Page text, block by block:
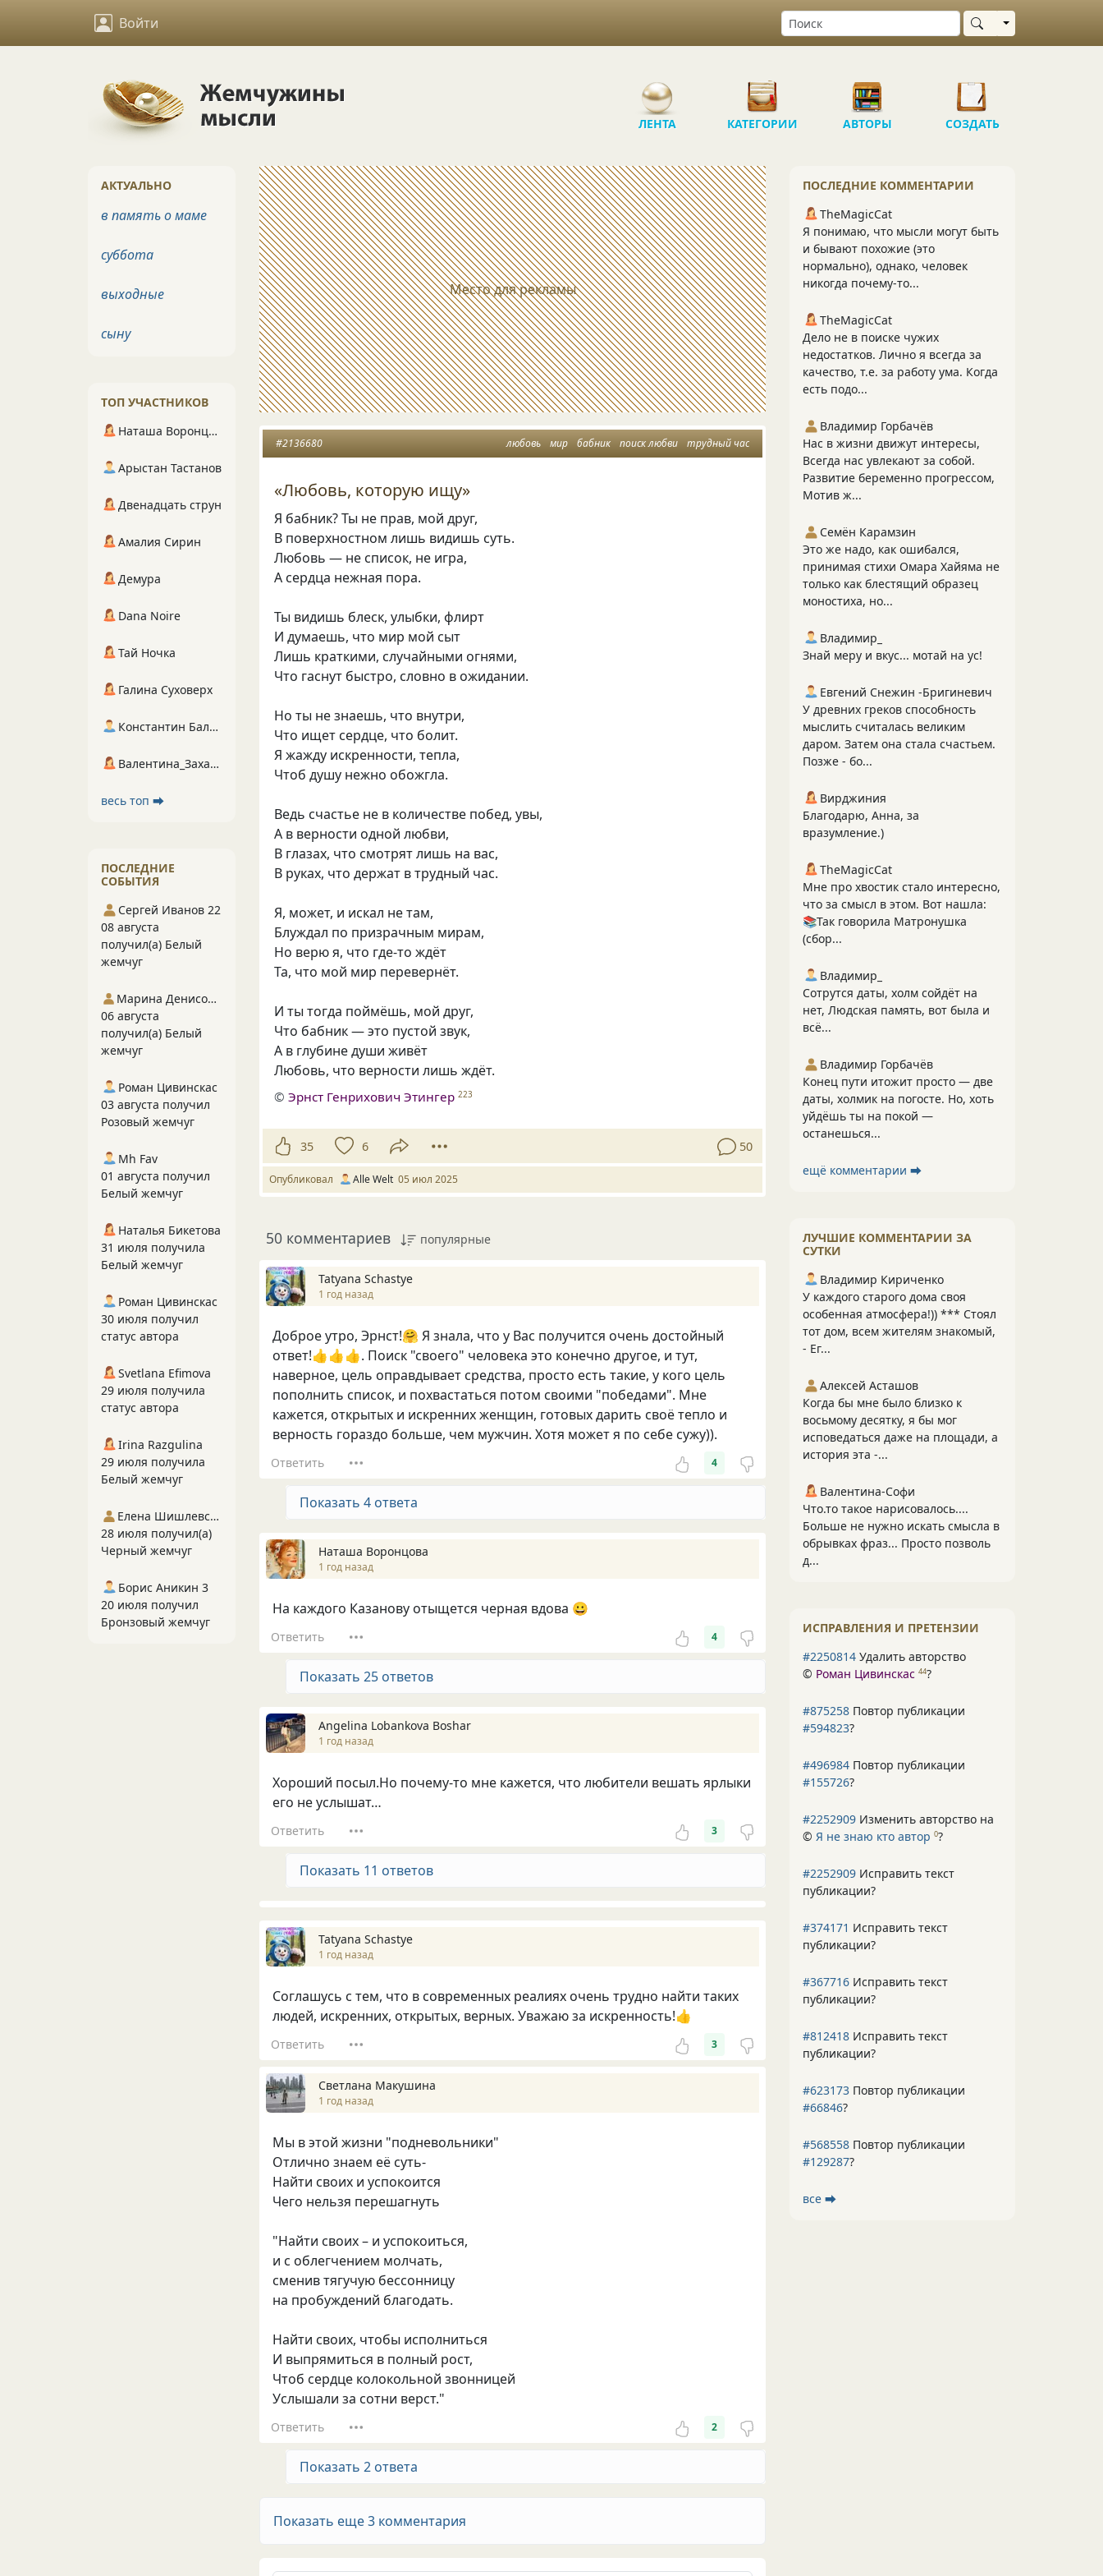
Войти Выбрать область
ЛЕНТА КАТЕГОРИИ АВТОРЫ СОЗДАТЬ
Место для рекламы
любовь мир бабник поиск любви трудный час
#2136680
«Любовь, которую ищу»
Я бабник? Ты не прав, мой друг,
В поверхностном лишь видишь суть.
Любовь — не список, не игра,
А сердца нежная пора.
Ты видишь блеск, улыбки, флирт
И думаешь, что мир мой сыт
Лишь краткими, случайными огнями,
Что гаснут быстро, словно в ожидании.
Но ты не знаешь, что внутри,
Что ищет сердце, что болит.
Я жажду искренности, тепла,
Чтоб душу нежно обожгла.
Ведь счастье не в количестве побед, увы,
А в верности одной любви,
В глазах, что смотрят лишь на вас,
В руках, что держат в трудный час.
Я, может, и искал не там,
Блуждал по призрачным мирам,
Но верю я, что где-то ждёт
Та, что мой мир перевернёт.
И ты тогда поймёшь, мой друг,
Что бабник — это пустой звук,
А в глубине души живёт
Любовь, что верности лишь ждёт.
©Эрнст Генрихович Этингер 223
35 6 50
Опубликовал Alle Welt 05 июл 2025
50 комментариев популярные
Tatyana Schastye
1 год назад
Доброе утро, Эрнст!🤗 Я знала, что у Вас получится очень достойный
ответ!👍👍👍. Поиск "своего" человека это конечно другое, и тут,
наверное, цель оправдывает средства, просто есть такие, у кого цель
пополнить список, и похвастаться потом своими "победами". Мне
кажется, открытых и искренних женщин, готовых дарить своё тепло и
верность гораздо больше, чем мужчин. Хотя может я по себе сужу)).
Ответить 4
Показать 4 ответа
Наташа Воронцова
1 год назад
На каждого Казанову отыщется черная вдова 😀
Ответить 4
Показать 25 ответов
Angelina Lobankova Boshar
1 год назад
Хороший посыл.Но почему-то мне кажется, что любители вешать ярлыки
его не услышат…
Ответить 3
Показать 11 ответов
Tatyana Schastye
1 год назад
Соглашусь с тем, что в современных реалиях очень трудно найти таких
людей, искренних, открытых, верных. Уважаю за искренность!👍
Ответить 3
Светлана Макушина
1 год назад
Мы в этой жизни "подневольники"
Отлично знаем её суть-
Найти своих и успокоится
Чего нельзя перешагнуть
"Найти своих – и успокоиться,
и с облегчением молчать,
сменив тягучую бессонницу
на пробуждений благодать.
Найти своих, чтобы исполниться
И выпрямиться в полный рост,
Чтоб сердце колокольной звонницей
Услышали за сотни верст."
Ответить 2
Показать 2 ответа
Показать еще 3 комментария
ПОСЛЕДНИЕ КОММЕНТАРИИ
TheMagicCat
Я понимаю, что мысли могут быть
и бывают похожие (это
нормально), однако, человек
никогда почему-то...
TheMagicCat
Дело не в поиске чужих
недостатков. Лично я всегда за
качество, т.е. за работу ума. Когда
есть подо...
Владимир Горбачёв
Нас в жизни движут интересы,
Всегда нас увлекают за собой.
Развитие беременно прогрессом,
Мотив ж...
Семён Карамзин
Это же надо, как ошибался,
принимая стихи Омара Хайяма не
только как блестящий образец
моностиха, но...
Владимир_
Знай меру и вкус... мотай на ус!
Евгений Снежин -Бригиневич
У древних греков способность
мыслить считалась великим
даром. Затем она стала счастьем.
Позже - бо...
Вирджиния
Благодарю, Анна, за
вразумление.)
TheMagicCat
Мне про хвостик стало интересно,
что за смысл в этом. Вот нашла:
📚Так говорила Матронушка
(сбор...
Владимир_
Сотрутся даты, холм сойдёт на
нет, Людская память, вот была и
всё...
Владимир Горбачёв
Конец пути итожит просто — две
даты, холмик на погосте. Но, хоть
уйдёшь ты на покой —
останешься...
ещё комментарии ⮕
ЛУЧШИЕ КОММЕНТАРИИ ЗА
СУТКИ
Владимир Кириченко
У каждого старого дома своя
особенная атмосфера!)) *** Стоял
тот дом, всем жителям знакомый,
- Ег...
Алексей Асташов
Когда бы мне было близко к
восьмому десятку, я бы мог
исповедаться даже на площади, а
история эта -...
Валентина-Софи
Что.то такое нарисовалось....
Больше не нужно искать смысла в
обрывках фраз... Просто позволь
д...
ИСПРАВЛЕНИЯ И ПРЕТЕНЗИИ
#2250814 Удалить авторство
© Роман Цивинскас 44?
#875258 Повтор публикации
#594823?
#496984 Повтор публикации
#155726?
#2252909 Изменить авторство на
© Я не знаю кто автор 0?
#2252909 Исправить текст
публикации?
#374171 Исправить текст
публикации?
#367716 Исправить текст
публикации?
#812418 Исправить текст
публикации?
#623173 Повтор публикации
#66846?
#568558 Повтор публикации
#129287?
все ⮕
АКТУАЛЬНО
в память о маме
суббота
выходные
сыну
ТОП УЧАСТНИКОВ
Наташа Воронцова
Арыстан Тастанов
Двенадцать струн
Амалия Сирин
Демура
Dana Noire
Тай Ночка
Галина Суховерх
Константин Балухта
Валентина_Захарова
весь топ ⮕
ПОСЛЕДНИЕ
СОБЫТИЯ
Сергей Иванов 22
08 августа
получил(а) Белый
жемчуг
Марина Денисова 5
06 августа
получил(а) Белый
жемчуг
Роман Цивинскас
03 августа получил
Розовый жемчуг
Mh Fav
01 августа получил
Белый жемчуг
Наталья Бикетова
31 июля получила
Белый жемчуг
Роман Цивинскас
30 июля получил
статус автора
Svetlana Efimova
29 июля получила
статус автора
Irina Razgulina
29 июля получила
Белый жемчуг
Елена Шишлевская
28 июля получил(а)
Черный жемчуг
Борис Аникин 3
20 июля получил
Бронзовый жемчуг